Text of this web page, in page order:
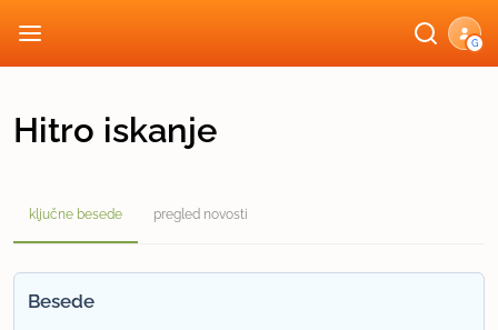
G
Hitro iskanje
ključne besede pregled novosti
Besede